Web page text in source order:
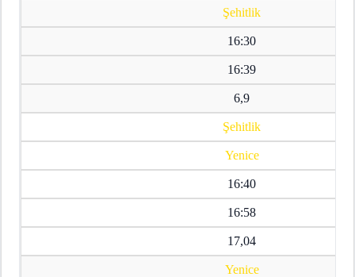
Şehitlik
16:30
16:39
6,9
Şehitlik
Yenice
16:40
16:58
17,04
Yenice